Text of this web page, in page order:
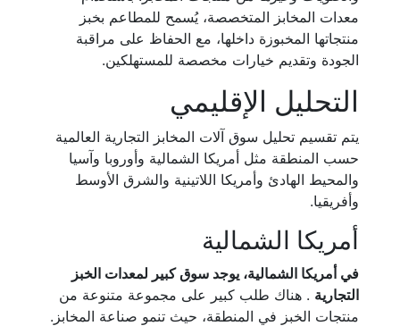
معدات المخابز المتخصصة، يُسمح للمطاعم بخبز
منتجاتها المخبوزة داخلها، مع الحفاظ على مراقبة
الجودة وتقديم خيارات مخصصة للمستهلكين.
التحليل الإقليمي
يتم تقسيم تحليل سوق آلات المخابز التجارية العالمية
حسب المنطقة مثل أمريكا الشمالية وأوروبا وآسيا
والمحيط الهادئ وأمريكا اللاتينية والشرق الأوسط
وأفريقيا.
أمريكا الشمالية
في أمريكا الشمالية، يوجد سوق كبير لمعدات الخبز
التجارية . هناك طلب كبير على مجموعة متنوعة من
منتجات الخبز في المنطقة، حيث تنمو صناعة المخابز.